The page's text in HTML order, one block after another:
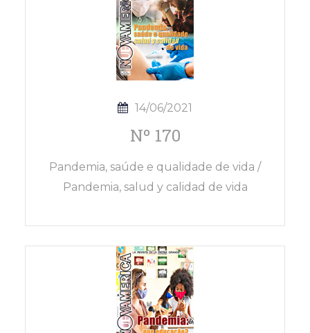
14/06/2021
Nº 170
Pandemia, saúde e qualidade de vida /
Pandemia, salud y calidad de vida